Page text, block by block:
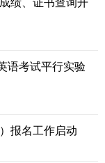
绩、证书查询开
语考试平行实验
报名工作启动